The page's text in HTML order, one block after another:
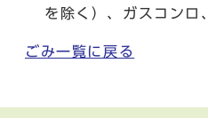
を除く）、ガスコンロ
ごみ一覧に戻る